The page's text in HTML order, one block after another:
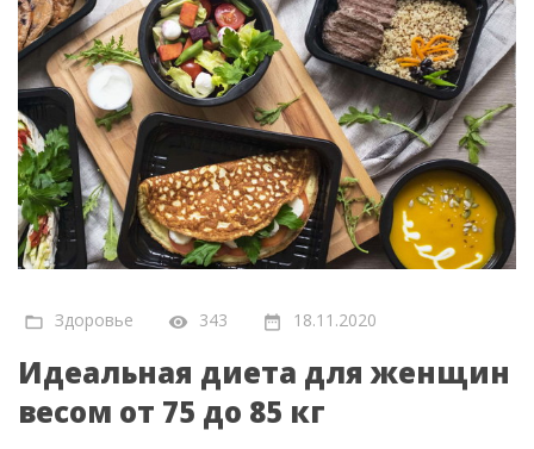
Здоровье 343 18.11.2020
Идеальная диета для женщин
весом от 75 до 85 кг